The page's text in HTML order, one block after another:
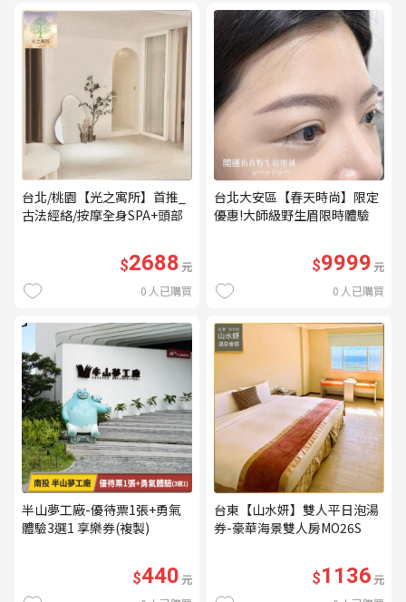
台北/桃園【光之寓所】首推_
古法經絡/按摩全身SPA+頭部
$2688元
0 人已購買
台北大安區【春天時尚】限定
優惠!大師級野生眉限時體驗
優惠券（無補色） (MO)
$9999元
0 人已購買
半山夢工廠-優待票1張+勇氣
體驗3選1 享樂券(複製)
$440元
台東【山水妍】雙人平日泡湯
券-豪華海景雙人房MO26S
$1136元